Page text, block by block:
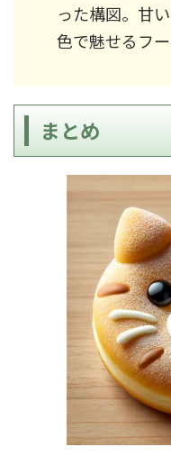
った構図。甘
色で魅せるフ
まとめ